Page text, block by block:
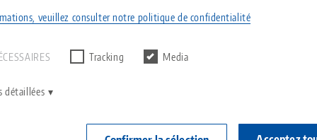
veuillez consulter notre politique de confidentialité
Tracking Media
détaillées
Technologie de
Technologie de
Philosophie
FAQ
Actualités
résultat.
Quick•Point®